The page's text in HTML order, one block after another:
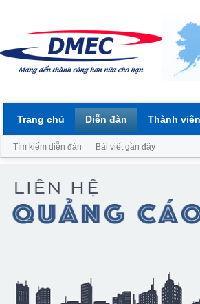
Trang chủ Diễn đàn
Tìm kiếm diễn đàn Bài viết gần đây
Thành viên